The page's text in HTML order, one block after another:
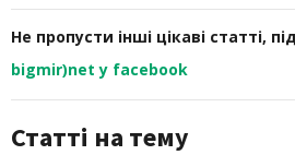
Не пропусти інші цікаві статті,
bigmir)net у facebook
Статті на тему